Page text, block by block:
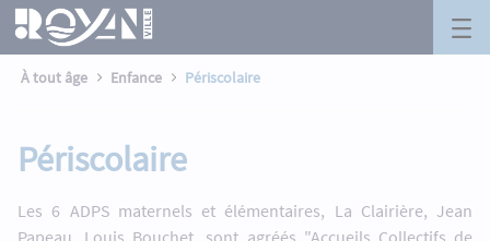
Panneau de gestion des cookies
Saut au contenu principal
Périscolaire - Royan
À tout âge Enfance Périscolaire
Périscolaire
Les 6 ADPS maternels et élémentaires, La Clairière, Jean
Papeau, Louis Bouchet, sont agréés "Accueils Collectifs de